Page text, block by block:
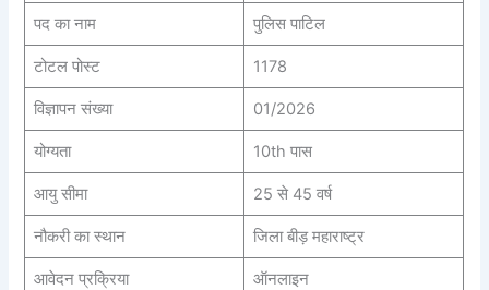
पद का नाम पुलिस पाटिल
टोटल पोस्ट 1178
विज्ञापन संख्या 01/2026
योग्यता 10th पास
आयु सीमा 25 से 45 वर्ष
नौकरी का स्थान जिला बीड़ महाराष्ट्र
आवेदन प्रक्रिया ऑनलाइन